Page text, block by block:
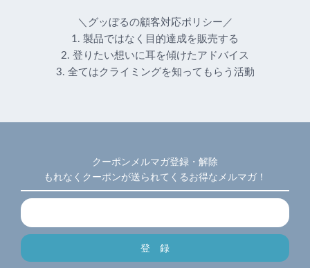
＼グッぼるの顧客対応ポリシー／
1. 製品ではなく目的達成を販売する
2. 登りたい想いに耳を傾けたアドバイス
3. 全てはクライミングを知ってもらう活動
クーポンメルマガ登録・解除
もれなくクーポンが送られてくるお得なメルマガ！